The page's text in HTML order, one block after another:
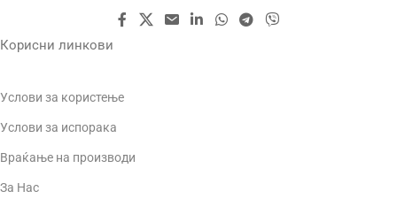
Корисни линкови
Услови за користење
Услови за испорака
Враќање на производи
За Нас